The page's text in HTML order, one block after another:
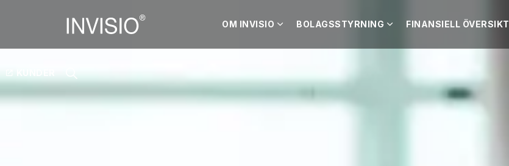
OM INVISIO BOLAGSSTYRNING FINANSIELL ÖVERSIKT